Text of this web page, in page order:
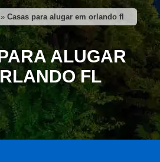
» Casas para alugar em orlando fl
ALUGAR
FL